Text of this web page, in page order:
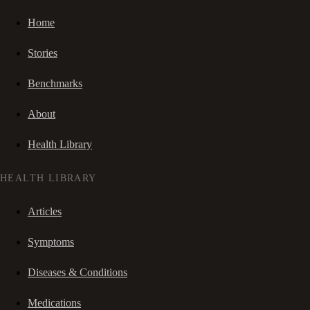
Home
Stories
Benchmarks
About
Health Library
HEALTH LIBRARY
Articles
Symptoms
Diseases & Conditions
Medications